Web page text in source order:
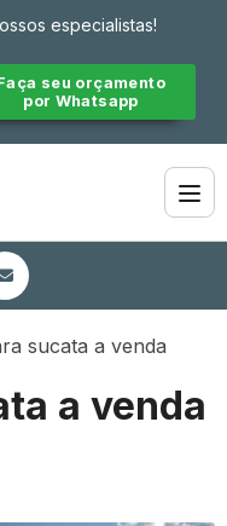
especialistas!
seu orçamento
por Whatsapp
sucata a venda
a venda